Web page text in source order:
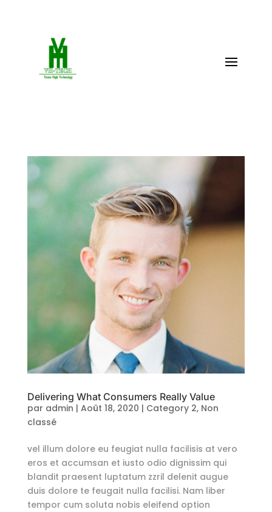
Delivering What Consumers Really Value
par admin | Août 18, 2020 | Category 2, Non
classé
vel illum dolore eu feugiat nulla facilisis at vero
eros et accumsan et iusto odio dignissim qui
blandit praesent luptatum zzril delenit augue
duis dolore te feugait nulla facilisi. Nam liber
tempor cum soluta nobis eleifend option